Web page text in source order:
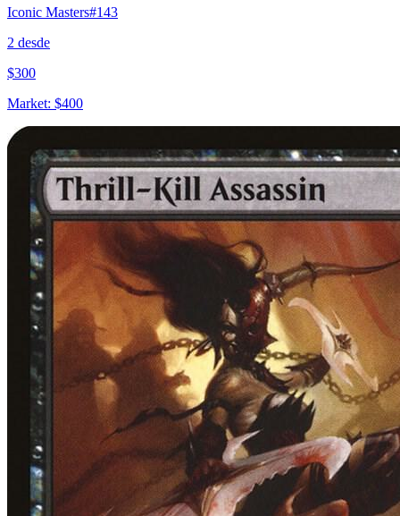
Iconic Masters#143
2 desde
$300
Market: $400